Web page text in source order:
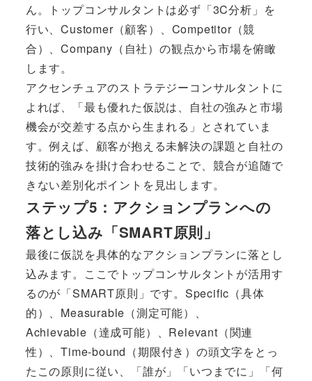
ん。トップコンサルタントは必ず「3C分析」を
行い、Customer（顧客）、Competitor（競
合）、Company（自社）の観点から市場を俯瞰
します。
アクセンチュアのストラテジーコンサルタントに
よれば、「最も優れた仮説は、自社の強みと市場
機会が交差する点から生まれる」とされていま
す。例えば、顧客が抱える未解決の課題と自社の
技術的強みを掛け合わせることで、競合が追随で
きない差別化ポイントを見出します。
ステップ5：アクションプランへの
落とし込み「SMART原則」
最後に仮説を具体的なアクションプランに落とし
込みます。ここでトップコンサルタントが活用す
るのが「SMART原則」です。Specific（具体
的）、Measurable（測定可能）、
Achievable（達成可能）、Relevant（関連
性）、Time-bound（期限付き）の頭文字をとっ
たこの原則に従い、「誰が」「いつまでに」「何